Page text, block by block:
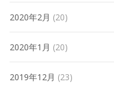
2020年2月 (20)
2020年1月 (20)
2019年12月 (23)